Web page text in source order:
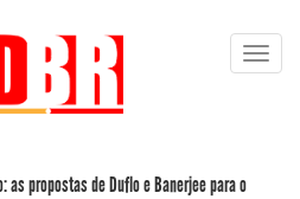
as propostas de Duflo e Banerjee para o